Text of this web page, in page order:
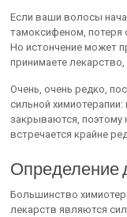
Если ваши волосы
тамоксифеном, потеря
Но истончение может
принимаете
Очень, очень редко,
сильной
закрываются, поэтому
встречается крайне
Определение
Большинство
лекарств являются